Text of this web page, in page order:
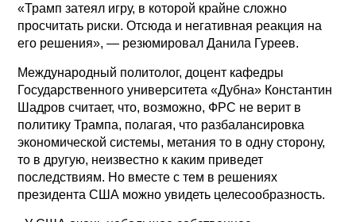
«Трамп затеял игру, в которой крайне сложно
просчитать риски. Отсюда и негативная реакция на
его решения», — резюмировал Данила Гуреев.
Международный политолог, доцент кафедры
Государственного университета «Дубна» Константин
Шадров считает, что, возможно, ФРС не верит в
политику Трампа, полагая, что разбалансировка
экономической системы, метания то в одну сторону,
то в другую, неизвестно к каким приведет
последствиям. Но вместе с тем в решениях
президента США можно увидеть целесообразность.